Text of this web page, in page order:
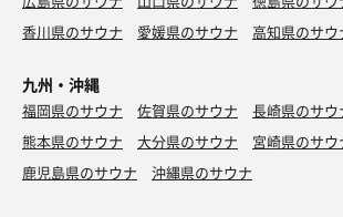
香川県のサウナ
愛媛県のサウナ 高知県のサウ
九州・沖縄
福岡県のサウナ 佐賀県のサウナ
長崎県のサウ
熊本県のサウナ
大分県のサウナ
宮崎県のサウ
鹿児島県のサウナ
沖縄県のサウナ